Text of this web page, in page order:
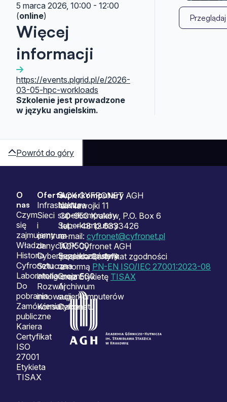
5 marca 2026, 10:00 - 12:00
(online)
Więcej
informacji
https://events.plgrid.pl/e/2026-
03-05-hpc-workloads
Szkolenie jest prowadzone
w języku angielskim.
Powrót do góry
Sitemap
O
nas
Czym
się
zajmujemy
Władze
Historia
Cyfronetu
Laboratoria
Do
pobrania
Zamówienia
publiczne
Kariera
Certyfikat
ISO
27001
Etykieta
TISAX
Oferta
Infrastruktura
Sieci
i
centrum
danych
Cyberbezpieczeństwo
Sztuczna
inteligencja
Rozwój
innowacji
Konsultacje
Superkomputery
Nasze
superkomputery
Superkomputery
na
TOP500
Superkomputery
na
Green500
Archiwum
superkomputerów
Cyfronetu
ACK CYFRONET AGH
ul. Nawojki 11
30-950 Kraków, P.O. Box 6
tel.: +48 12 6333426
e-mail: cyfronet@cyfronet.pl
ACK Cyfronet AGH
posiada Certyfikat zgodności
z normą PN-EN ISO/IEC 27001:2023-08
oraz Etykietę TISAX